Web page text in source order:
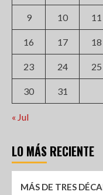
9 10 11
16 17 18
23 24 25
30 31
« Jul
LO MÁS RECIENTE
MÁS DE TRES